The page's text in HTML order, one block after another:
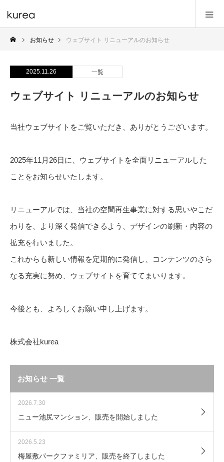
お知らせ ウェブサイト リニューアルのお知らせ
2025.11.26 一覧
ウェブサイト リニューアルのお知らせ
当社ウェブサイトをご覧いただき、ありがとうございます。
2025年11月26日に、ウェブサイトを全面リニューアルした
ことをお知らせいたします。
リニューアルでは、当社の空間再生事業に対する思いやこだ
わりを、より深く発信できるよう、デザインの刷新・内容の
拡充を行いました。
これからも新しい情報を定期的に発信し、コンテンツのさら
なる充実に努め、ウェブサイトを育ててまいります。
今後とも、よろしくお願い申し上げます。
株式会社kurea
お知らせ 一覧
2026.7.30
ニュー池尻マンション、販売を開始しました
2026.5.23
梅屋敷パークファミリア、販売を終了しました